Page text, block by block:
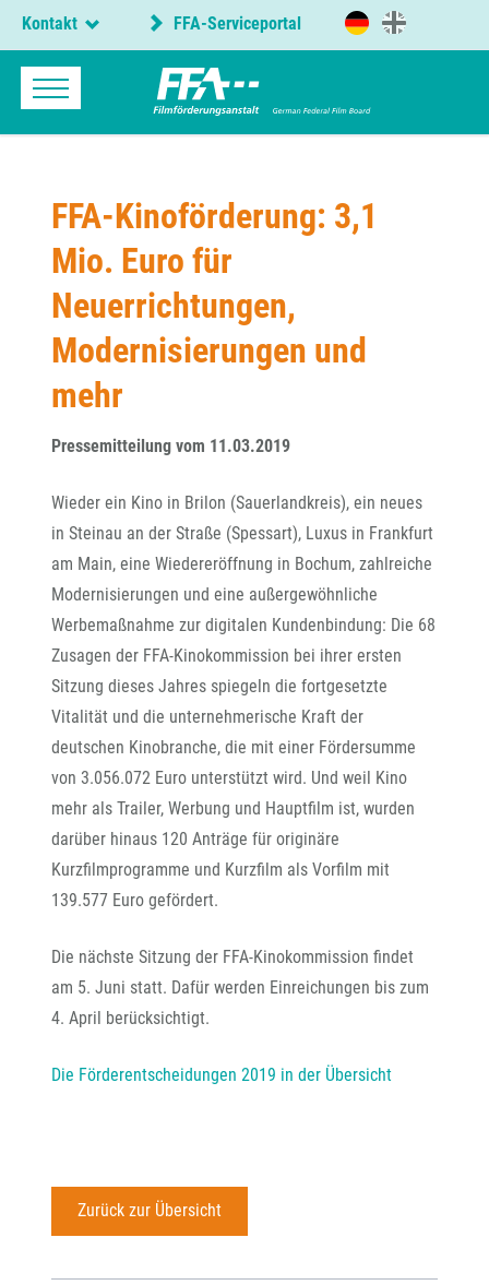
Kontakt FFA-Serviceportal
FFA-Kinoförderung: 3,1
Mio. Euro für
Neuerrichtungen,
Modernisierungen und
mehr
Pressemitteilung vom 11.03.2019
Wieder ein Kino in Brilon (Sauerlandkreis), ein neues
in Steinau an der Straße (Spessart), Luxus in Frankfurt
am Main, eine Wiedereröffnung in Bochum, zahlreiche
Modernisierungen und eine außergewöhnliche
Werbemaßnahme zur digitalen Kundenbindung: Die 68
Zusagen der FFA-Kinokommission bei ihrer ersten
Sitzung dieses Jahres spiegeln die fortgesetzte
Vitalität und die unternehmerische Kraft der
deutschen Kinobranche, die mit einer Fördersumme
von 3.056.072 Euro unterstützt wird. Und weil Kino
mehr als Trailer, Werbung und Hauptfilm ist, wurden
darüber hinaus 120 Anträge für originäre
Kurzfilmprogramme und Kurzfilm als Vorfilm mit
139.577 Euro gefördert.
Die nächste Sitzung der FFA-Kinokommission findet
am 5. Juni statt. Dafür werden Einreichungen bis zum
4. April berücksichtigt.
Die Förderentscheidungen 2019 in der Übersicht
Zurück zur Übersicht